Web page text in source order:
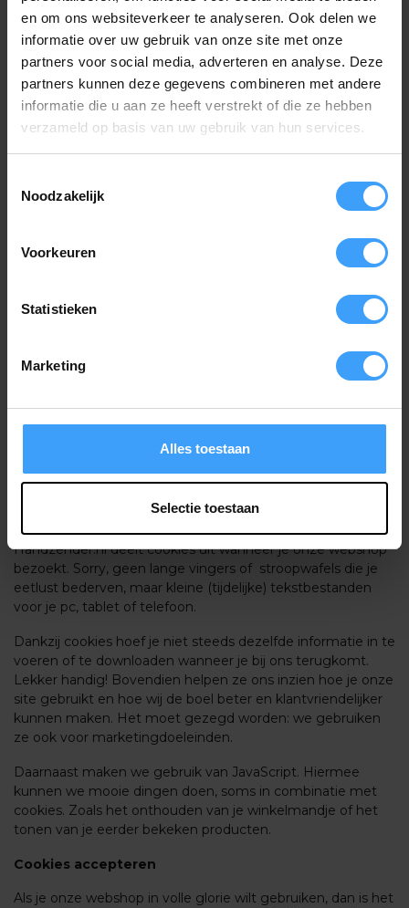
en om ons websiteverkeer te analyseren. Ook delen we
informatie over uw gebruik van onze site met onze
partners voor social media, adverteren en analyse. Deze
partners kunnen deze gegevens combineren met andere
informatie die u aan ze heeft verstrekt of die ze hebben
verzameld op basis van uw gebruik van hun services.
Noodzakelijk
Voorkeuren
Statistieken
Marketing
Alles toestaan
Selectie toestaan
_gcs ww.today
ent
trytagging
Time
groei.grow
ww.today
In afwachting
trytagging
_sessionCo
groei.grow
ww.today
In afwachting
Perman
ent
ent
1 jaar
trytagging
1 jaar
trytagging
Perman
ent
info@handzender.nl
Website: https://www.handzender.nl
BTW-nummer: NL 854847765 B01
Handzender.nl deelt cookies uit wanneer je onze webshop
bezoekt. Sorry, geen lange vingers of stroopwafels die je
eetlust bederven, maar kleine (tijdelijke) tekstbestanden
voor je pc, tablet of telefoon.
Dankzij cookies hoef je niet steeds dezelfde informatie in te
voeren of te downloaden wanneer je bij ons terugkomt.
Lekker handig! Bovendien helpen ze ons inzien hoe je onze
site gebruikt en hoe wij de boel beter en klantvriendelijker
kunnen maken. Het moet gezegd worden: we gebruiken
ze ook voor marketingdoeleinden.
Daarnaast maken we gebruik van JavaScript. Hiermee
kunnen we mooie dingen doen, soms in combinatie met
cookies. Zoals het onthouden van je winkelmandje of het
tonen van je eerder bekeken producten.
Cookies accepteren
Als je onze webshop in volle glorie wilt gebruiken, dan is het